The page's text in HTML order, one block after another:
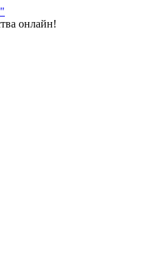
онлайн!